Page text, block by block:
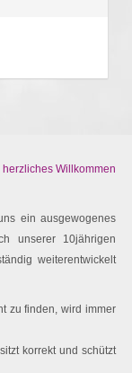
Willkommen
ein ausgewogenes
unserer 10jährigen
weiterentwickelt
zu finden, wird immer
korrekt und schützt